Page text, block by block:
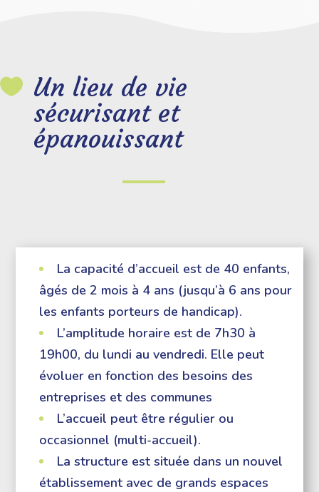
 Un lieu de vie
sécurisant et
épanouissant
La capacité d’accueil est de 40 enfants,
âgés de 2 mois à 4 ans (jusqu’à 6 ans pour
les enfants porteurs de handicap).
L’amplitude horaire est de 7h30 à
19h00, du lundi au vendredi. Elle peut
évoluer en fonction des besoins des
entreprises et des communes
L’accueil peut être régulier ou
occasionnel (multi-accueil).
La structure est située dans un nouvel
établissement avec de grands espaces